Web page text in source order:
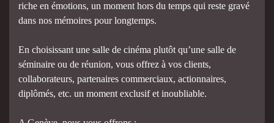
riche en émotions, un moment hors du temps qui reste gravé
dans nos mémoires pour longtemps.
En choisissant une salle de cinéma plutôt qu’une salle de
séminaire ou de réunion, vous offrez à vos clients,
collaborateurs, partenaires commerciaux, actionnaires,
diplômés, etc. un moment exclusif et inoubliable.